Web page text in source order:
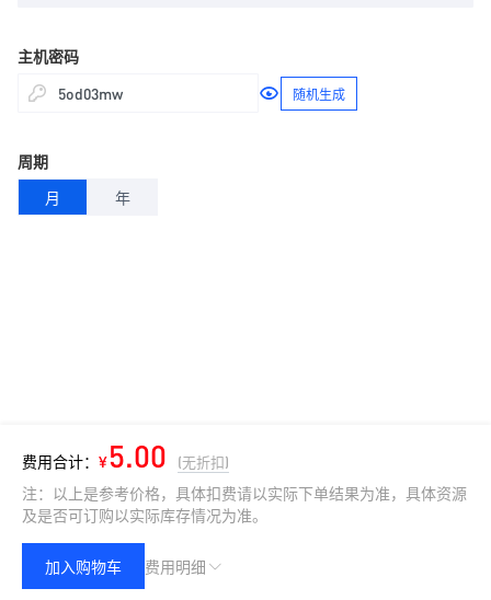
主机密码
随机生成
周期
月
年
费用合计： ¥5.00 (无折扣)
注：以上是参考价格，具体扣费请以实际下单结果为准，具体资源
及是否可订购以实际库存情况为准。
费用明细
加入购物车